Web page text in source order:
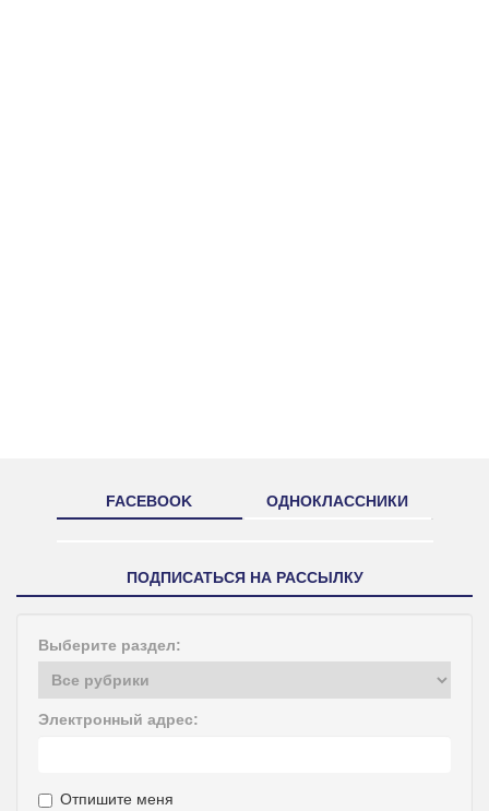
FACEBOOK ОДНОКЛАССНИКИ
ПОДПИСАТЬСЯ НА РАССЫЛКУ
Выберите раздел:
Электронный адрес:
Отпишите меня